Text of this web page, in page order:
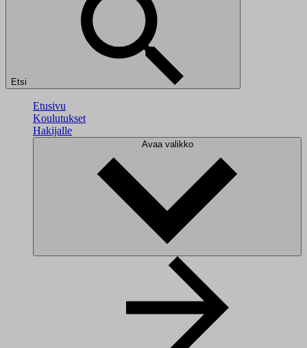
Etsi
Etusivu
Koulutukset
Hakijalle
Avaa valikko